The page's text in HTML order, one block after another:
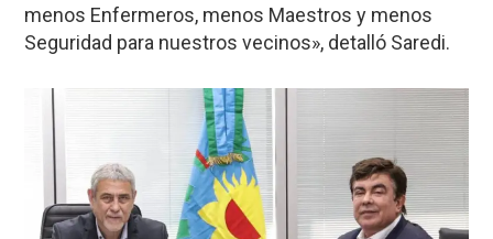
menos Enfermeros, menos Maestros y menos
Seguridad para nuestros vecinos», detalló Saredi.